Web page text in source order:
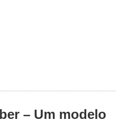
– Um modelo